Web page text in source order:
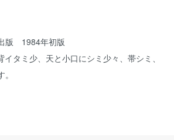
版 1984年初版
タミ少、天と小口にシミ少々、帯シミ、